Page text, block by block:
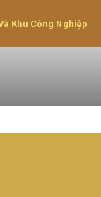
Khu Công Nghiệp